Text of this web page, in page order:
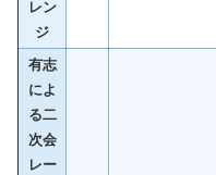
レン
ジ
有志
によ
る二
次会
レー